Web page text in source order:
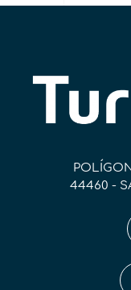
44460 -